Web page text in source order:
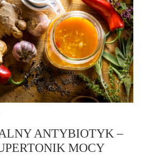
ANTYBIOTYK –
MOCY